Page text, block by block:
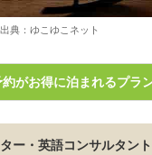
出典：ゆこゆこネット
がお得に泊まれるプラ
ー・英語コンサルタント